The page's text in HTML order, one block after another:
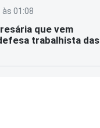
01:08
que vem
trabalhista das